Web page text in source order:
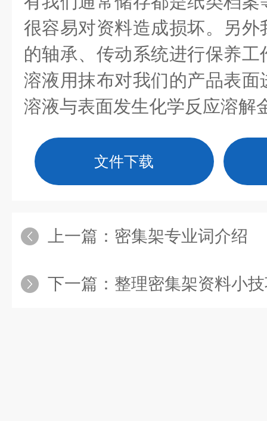
很容易对资料造成损坏。另
的轴承、传动系统进行保养
溶液用抹布对我们的产品表
溶液与表面发生化学反应溶解
文件下载
上一篇： 密集架专业词介绍
下一篇： 整理密集架资料小